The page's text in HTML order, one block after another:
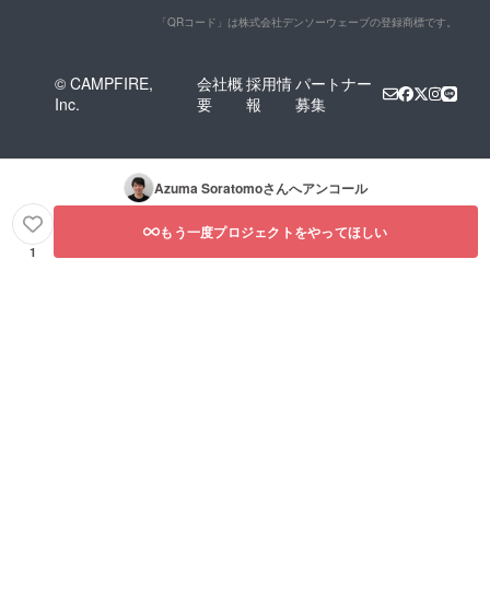
「QRコード」は株式会社デンソーウェーブの登録商標です。
© CAMPFIRE,
Inc.
会社概
要
採用情
報
パートナー
募集
Azuma Soratomoさんへアンコール
1
もう一度プロジェクトをやってほしい